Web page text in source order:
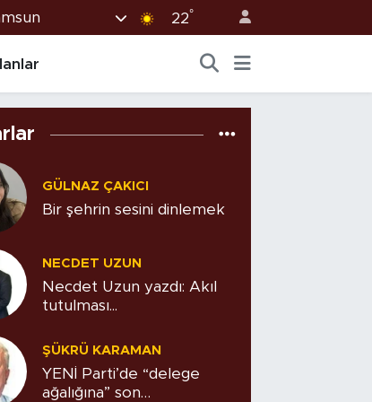
22°
GÜLNAZ ÇAKICI
Bir şehrin sesini dinlemek
NECDET UZUN
Necdet Uzun yazdı: Akıl
tutulması...
ŞÜKRÜ KARAMAN
YENİ Parti’de “delege
ağalığına” son…